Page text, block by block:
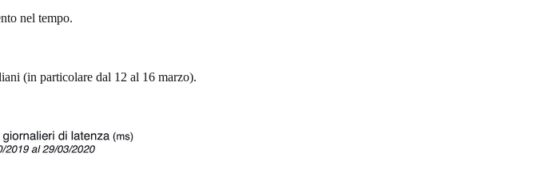
nel tempo.
(in particolare dal 12 al 16 marzo).